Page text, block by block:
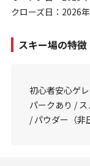
クローズ日：2026
スキー場の特徴
初心者安心ゲ
パークあり / ス
/ パウダー（非